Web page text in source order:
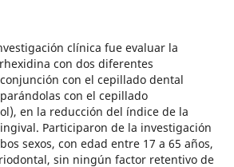
clínica fue evaluar la
con dos diferentes
con el cepillado dental
con el cepillado
en la reducción del índice de la
Participaron de la investigación
sexos, con edad entre 17 a 65 años,
sin ningún factor retentivo de